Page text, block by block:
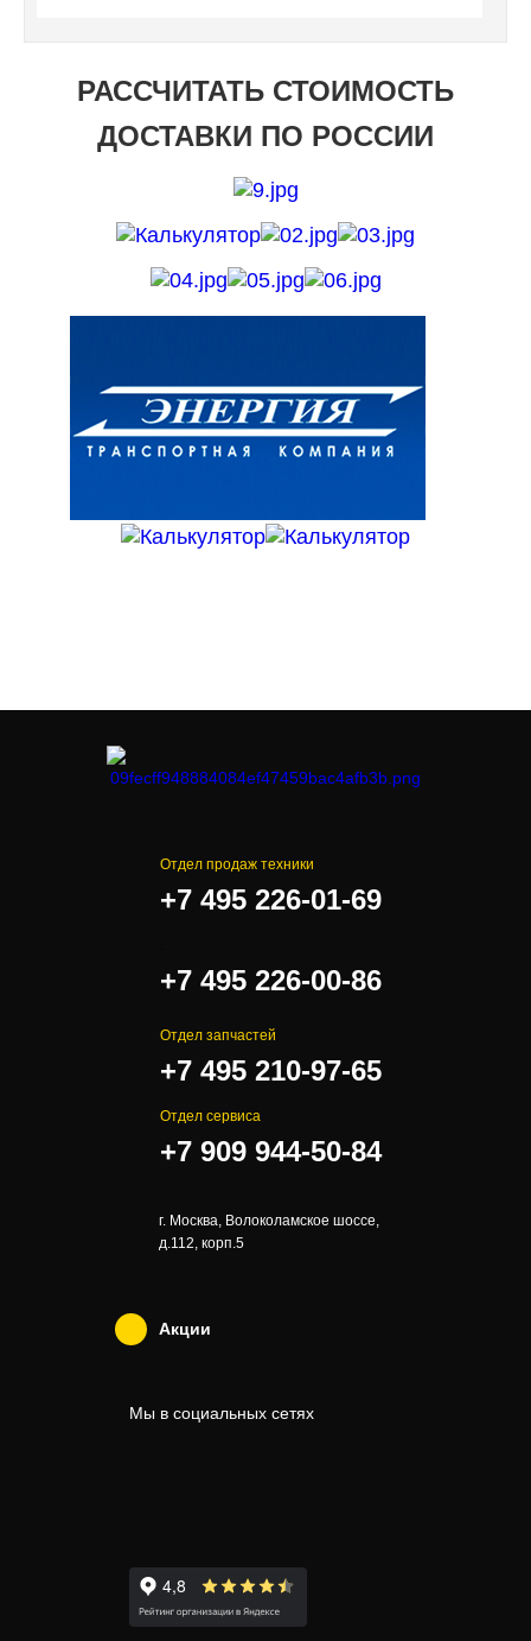
РАССЧИТАТЬ СТОИМОСТЬ
ДОСТАВКИ ПО РОССИИ
Отдел продаж техники
+7 495 226-01-69
+7 495 226-00-86
Отдел запчастей
+7 495 210-97-65
Отдел сервиса
+7 909 944-50-84
г. Москва, Волоколамское шоссе,
д.112, корп.5
Акции
Мы в социальных сетях